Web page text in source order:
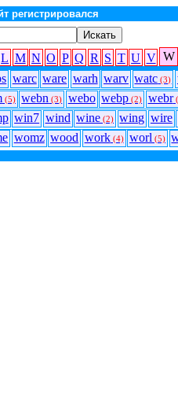
регистрировался
L M N O P Q R S T U V W
warc ware warh warv watc (3)
(5) webn (3) webo webp (2) webr
win7 wind wine (2) wing wire
womz wood work(4) worl (5)